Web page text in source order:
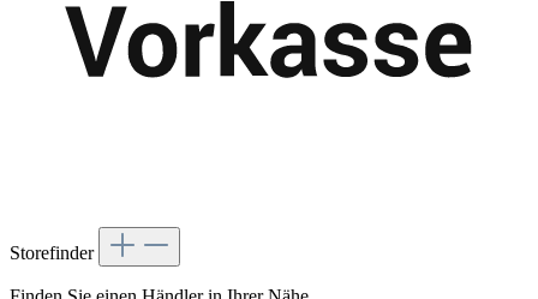
Storefinder